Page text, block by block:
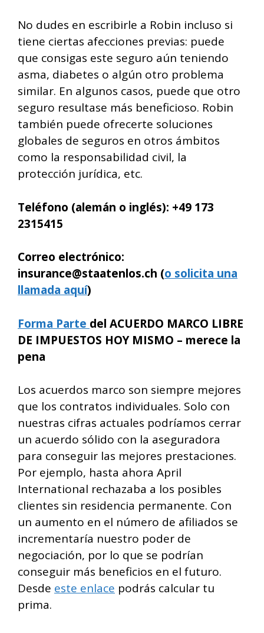
No dudes en escribirle a Robin incluso si
tiene ciertas afecciones previas: puede
que consigas este seguro aún teniendo
asma, diabetes o algún otro problema
similar. En algunos casos, puede que otro
seguro resultase más beneficioso. Robin
también puede ofrecerte soluciones
globales de seguros en otros ámbitos
como la responsabilidad civil, la
protección jurídica, etc.
Teléfono (alemán o inglés): +49 173
2315415
Correo electrónico:
insurance@staatenlos.ch (o solicita una
llamada aquí)
Forma Parte del ACUERDO MARCO LIBRE
DE IMPUESTOS HOY MISMO – merece la
pena
Los acuerdos marco son siempre mejores
que los contratos individuales. Solo con
nuestras cifras actuales podríamos cerrar
un acuerdo sólido con la aseguradora
para conseguir las mejores prestaciones.
Por ejemplo, hasta ahora April
International rechazaba a los posibles
clientes sin residencia permanente. Con
un aumento en el número de afiliados se
incrementaría nuestro poder de
negociación, por lo que se podrían
conseguir más beneficios en el futuro.
Desde este enlace podrás calcular tu
prima.